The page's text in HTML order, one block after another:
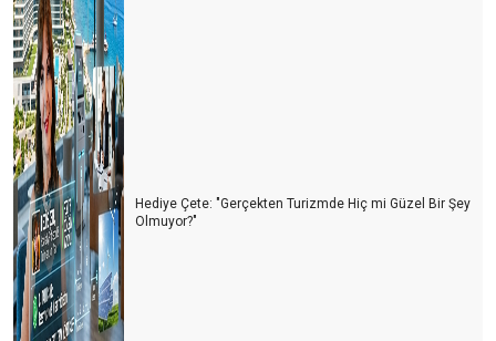
Hediye Çete: "Gerçekten Turizmde Hiç mi Güzel Bir Şey
Olmuyor?"